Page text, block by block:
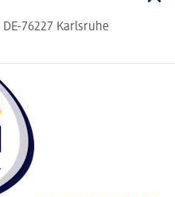
76227 Karlsruhe